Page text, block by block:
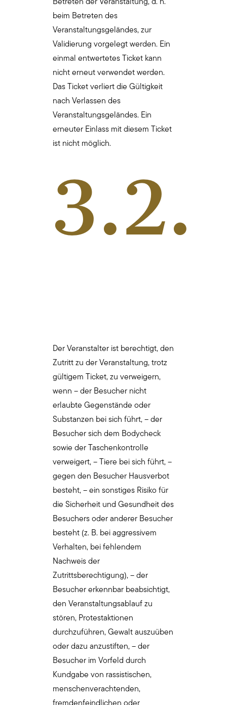
Betreten der Veranstaltung, d. h.
beim Betreten des
Veranstaltungsgeländes, zur
Validierung vorgelegt werden. Ein
einmal entwertetes Ticket kann
nicht erneut verwendet werden.
Das Ticket verliert die Gültigkeit
nach Verlassen des
Veranstaltungsgeländes. Ein
erneuter Einlass mit diesem Ticket
ist nicht möglich.
3.2.
Der Veranstalter ist berechtigt, den
Zutritt zu der Veranstaltung, trotz
gültigem Ticket, zu verweigern,
wenn – der Besucher nicht
erlaubte Gegenstände oder
Substanzen bei sich führt, – der
Besucher sich dem Bodycheck
sowie der Taschenkontrolle
verweigert, – Tiere bei sich führt, –
gegen den Besucher Hausverbot
besteht, – ein sonstiges Risiko für
die Sicherheit und Gesundheit des
Besuchers oder anderer Besucher
besteht (z. B. bei aggressivem
Verhalten, bei fehlendem
Nachweis der
Zutrittsberechtigung), – der
Besucher erkennbar beabsichtigt,
den Veranstaltungsablauf zu
stören, Protestaktionen
durchzuführen, Gewalt auszuüben
oder dazu anzustiften, – der
Besucher im Vorfeld durch
Kundgabe von rassistischen,
menschenverachtenden,